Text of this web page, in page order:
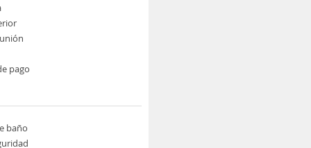
pago
baño